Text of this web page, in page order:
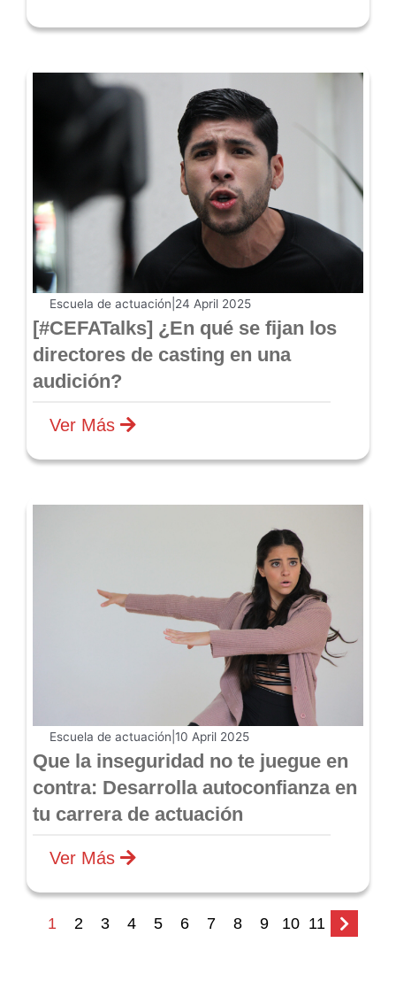
Escuela de actuación 24 April 2025
[#CEFATalks] ¿En qué se fijan los
directores de casting en una
audición?
Ver Más
Escuela de actuación 10 April 2025
Que la inseguridad no te juegue en
contra: Desarrolla autoconfianza en
tu carrera de actuación
Ver Más
1 2 3 4 5 6 7 8 9 10 11